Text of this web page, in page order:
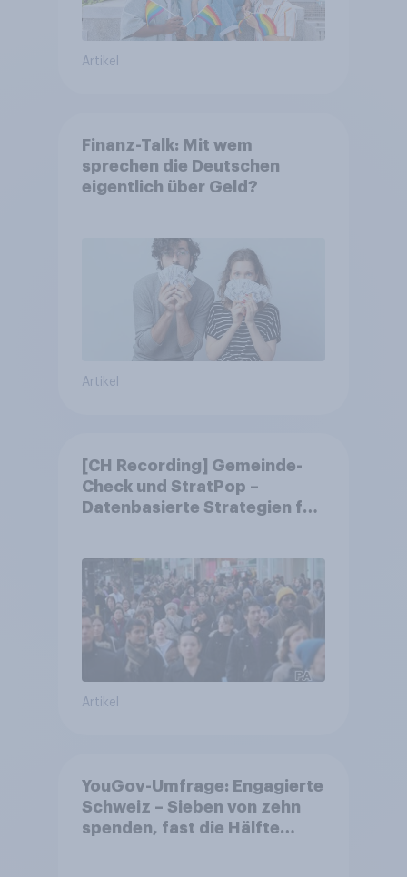
Artikel
Finanz-Talk: Mit wem
sprechen die Deutschen
eigentlich über Geld?
Artikel
[CH Recording] Gemeinde-
Check und StratPop –
Datenbasierte Strategien für
Artikel
YouGov-Umfrage: Engagierte
Schweiz – Sieben von zehn
spenden, fast die Hälfte